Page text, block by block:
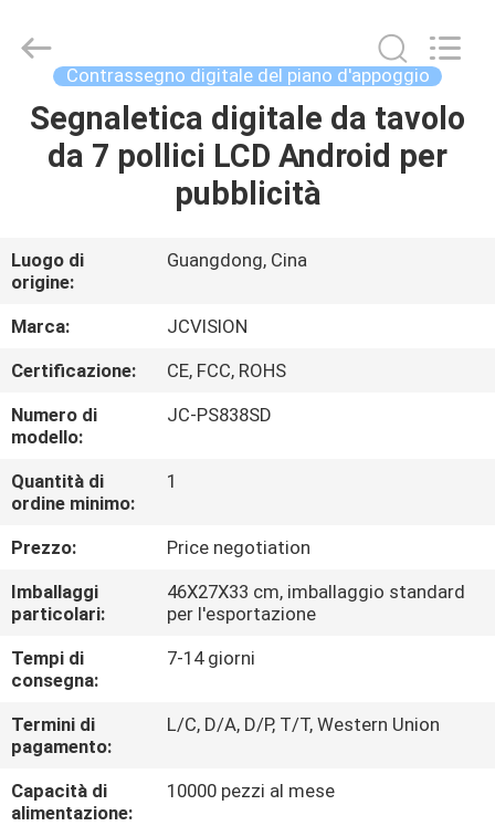
CASA.
SU
DI
NOI
VISITA
ALLA
FABBRICA
CONTROLLO
DELLA
QUALITÀ
CONTATTACI
NOTIZIE
Interactive
Technology
Rights
Reserved.
Contrassegno digitale del piano d'appoggio
Segnaletica digitale da tavolo
da 7 pollici LCD Android per
pubblicità
Luogo di
origine:
Guangdong, Cina
Marca:
JCVISION
Certificazione:
CE, FCC, ROHS
Numero di
modello:
JC-PS838SD
Quantità di
ordine minimo:
1
Prezzo:
Price negotiation
Imballaggi
particolari:
46X27X33 cm, imballaggio standard
per l'esportazione
Tempi di
consegna:
7-14 giorni
Termini di
pagamento:
L/C, D/A, D/P, T/T, Western Union
Capacità di
alimentazione:
10000 pezzi al mese